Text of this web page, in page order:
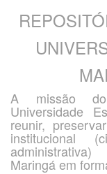
A missão do
Universidade
reunir,
institucional
Maringá em